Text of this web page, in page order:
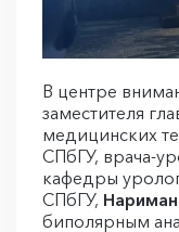
В центре
заместителя
медицинских
СПбГУ, врача-
кафедры
СПбГУ,
биполярным